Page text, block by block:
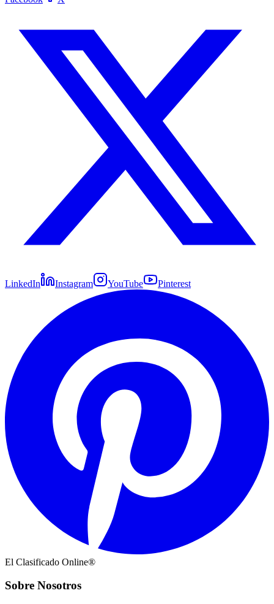
LinkedIn Instagram YouTube Pinterest
El Clasificado Online®
Sobre Nosotros